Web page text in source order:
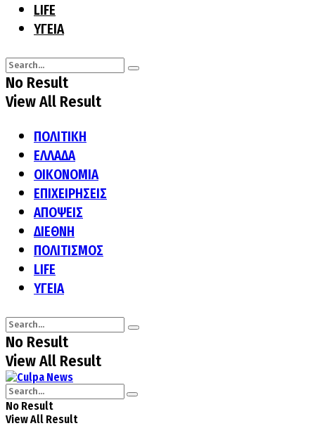
LIFE
ΥΓΕΙΑ
No Result
View All Result
ΠΟΛΙΤΙΚΗ
ΕΛΛΑΔΑ
ΟΙΚΟΝΟΜΙΑ
ΕΠΙΧΕΙΡΗΣΕΙΣ
ΑΠΟΨΕΙΣ
ΔΙΕΘΝΗ
ΠΟΛΙΤΙΣΜΟΣ
LIFE
ΥΓΕΙΑ
No Result
View All Result
No Result
View All Result